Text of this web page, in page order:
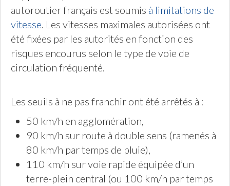
autoroutier français est soumis à limitations de
vitesse. Les vitesses maximales autorisées ont
été fixées par les autorités en fonction des
risques encourus selon le type de voie de
circulation fréquenté.
Les seuils à ne pas franchir ont été arrêtés à :
50 km/h en agglomération,
90 km/h sur route à double sens (ramenés à
80 km/h par temps de pluie),
110 km/h sur voie rapide équipée d’un
terre-plein central (ou 100 km/h par temps